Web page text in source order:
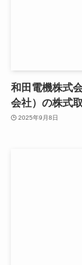
和田電機株式
会社）の株式
2025年9月8日